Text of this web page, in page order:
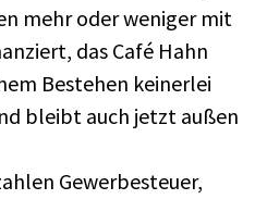
mehr oder weniger mit
das Café Hahn
Bestehen keinerlei
bleibt auch jetzt außen
Gewerbesteuer,